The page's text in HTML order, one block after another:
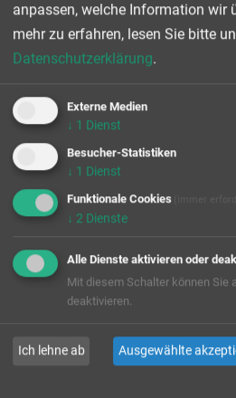
bewährt. Von der
Wellpappe-Verarbeitung bis zu
Frischeläger in der
Previous
anpassen, welche Information wir
mehr zu erfahren, lesen Sie bitte
Datenschutzerklärung.
Externe Medien
↓ 1 Dienst
Besucher-Statistiken
↓ 1 Dienst
Funktionale Cookies
↓ 2 Dienste
Alle Dienste aktivieren oder
Mit diesem Schalter können Sie
deaktivieren.
Ich lehne ab Ausgewählte